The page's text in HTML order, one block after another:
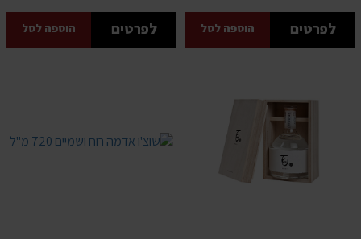
לפרטים הוספה לסל לפרטים הוספה לסל